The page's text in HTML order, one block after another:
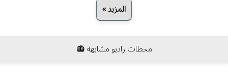
المزيد »
محطات راديو مشابهة 📻